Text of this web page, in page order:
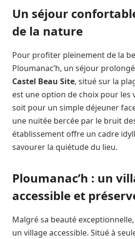
Un séjour
de la nature
Pour profiter pleinement de la
Ploumanac’h, un séjour prolongé
Castel Beau Site, situé sur la
est une option de choix pour les
soit pour un simple déjeuner
une nuitée bercée par le bruit
établissement offre un cadre
savourer la quiétude du lieu.
Ploumanac’h : un
accessible et
Malgré sa beauté
un village accessible. Situé à